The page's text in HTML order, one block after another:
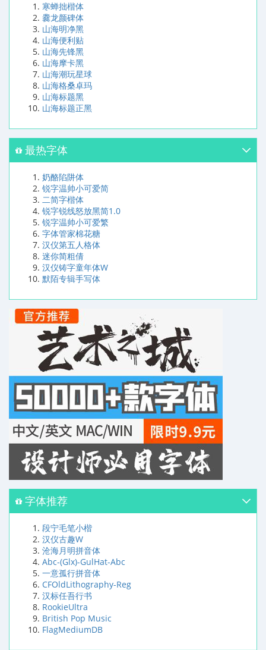
寒蝉拙楷体
爨龙颜碑体
山海明净黑
山海便利贴
山海先锋黑
山海摩卡黑
山海潮玩星球
山海格桑卓玛
山海标题黑
山海标题正黑
最热字体
奶酪陷阱体
锐字温帅小可爱简
二简字楷体
锐字锐线怒放黑简1.0
锐字温帅小可爱繁
字体管家棉花糖
汉仪第五人格体
迷你简粗倩
汉仪铸字童年体W
默陌专辑手写体
字体推荐
段宁毛笔小楷
汉仪古趣W
沧海月明拼音体
Abc-(Glx)-GulHat-Abc
一意孤行拼音体
CFOldLithography-Reg
汉标任吾行书
RookieUltra
British Pop Music
FlagMediumDB